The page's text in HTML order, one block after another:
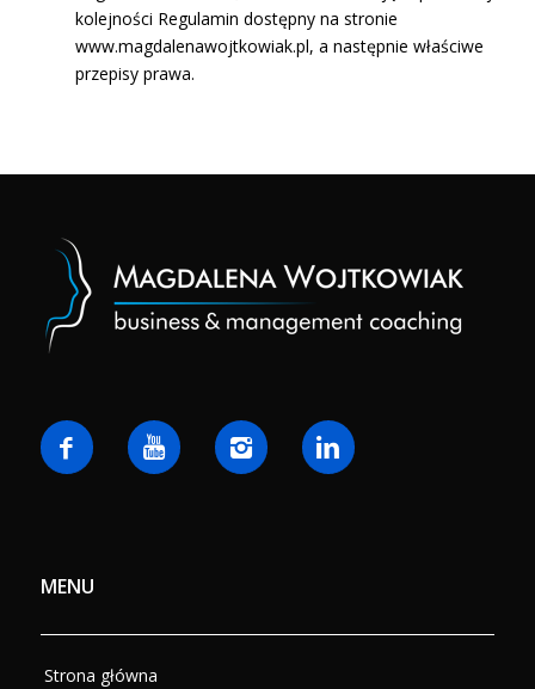
kolejności Regulamin dostępny na stronie
www.magdalenawojtkowiak.pl, a następnie właściwe
przepisy prawa.
MENU
Strona główna